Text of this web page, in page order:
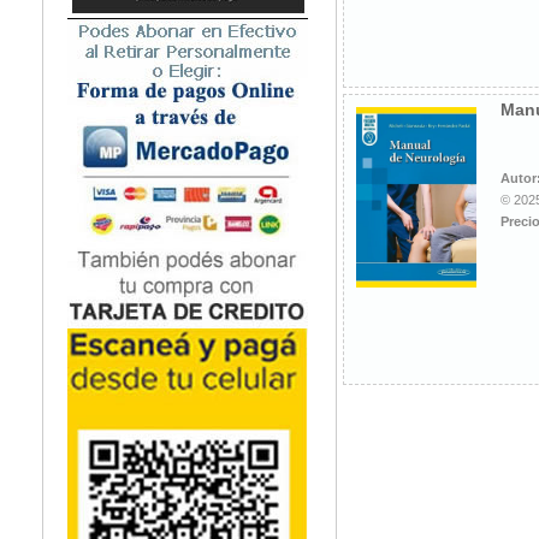
Microbiología
Nefrología
Neonatología / Pediatría
Neumología
Neuroanatomía / Neurociencia
Neurocirugía
Neurología
Nutrición
Odontología
Oftalmología
Oncología / Cuidados Paliativos
Ortopedía / Traumatología
Osteopatía
Otorrinolaringología
Podología
Psicología
Psiquiatría
Química
©